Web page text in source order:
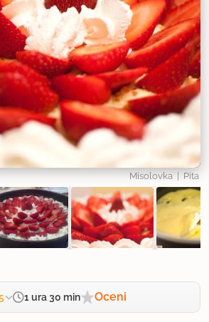
Misolovka | Pita
1 ura 30 min Oceni